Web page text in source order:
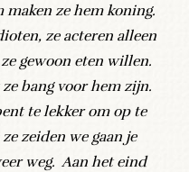
ze hem koning.
ze acteren alleen
gewoon eten willen.
bang voor hem zijn.
te lekker om op te
zeiden we gaan je
weg. Aan het eind